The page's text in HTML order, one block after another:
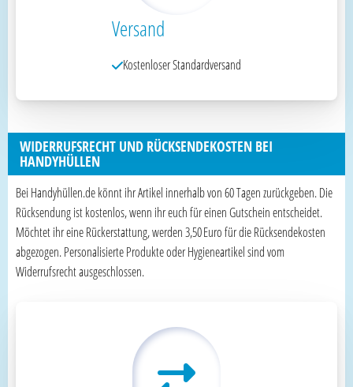
Versand
Kostenloser Standardversand
WIDERRUFSRECHT UND RÜCKSENDEKOSTEN BEI
HANDYHÜLLEN
Bei Handyhüllen.de könnt ihr Artikel innerhalb von 60 Tagen zurückgeben. Die
Rücksendung ist kostenlos, wenn ihr euch für einen Gutschein entscheidet.
Möchtet ihr eine Rückerstattung, werden 3,50 Euro für die Rücksendekosten
abgezogen. Personalisierte Produkte oder Hygieneartikel sind vom
Widerrufsrecht ausgeschlossen.